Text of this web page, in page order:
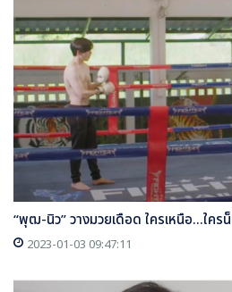
“พุฒ-นิว” วางมวยเดือด ใครเหนือ...ใค
2023-01-03 09:47:11